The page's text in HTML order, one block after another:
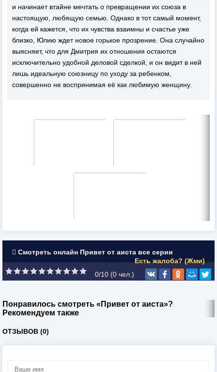
и начинает втайне мечтать о превращении их союза в
настоящую, любящую семью. Однако в тот самый момент,
когда ей кажется, что их чувства взаимны и счастье уже
близко, Юлию ждет новое горькое прозрение. Она случайно
выясняет, что для Дмитрия их отношения остаются
исключительно удобной деловой сделкой, и он видит в ней
лишь идеальную союзницу по уходу за ребенком,
совершенно не воспринимая её как любимую женщину.
Смотреть онлайн Привет от аиста все серии
Есть жалоба? (Жми)
0/10 (0 чел.)
Понравилось смотреть «Привет от аиста»?
Рекомендуем также
ОТЗЫВОВ (0)